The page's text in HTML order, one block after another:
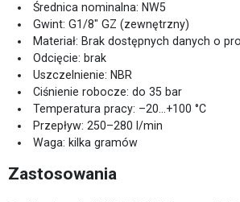
Średnica nominalna: NW5
Gwint: G1/8" GZ (zewnętrzny)
Materiał: Brak dostępnych danych o
Odcięcie: brak
Uszczelnienie: NBR
Ciśnienie robocze: do 35 bar
Temperatura pracy: –20…+100 °C
Przepływ: 250–280 l/min
Waga: kilka gramów
Zastosowania